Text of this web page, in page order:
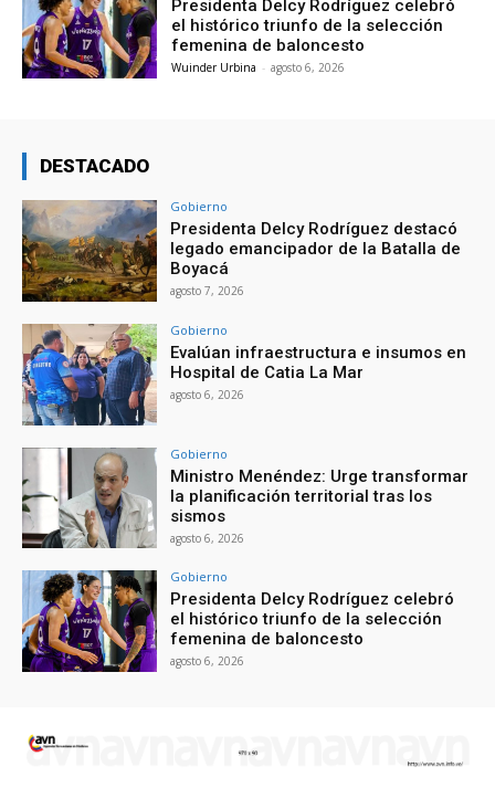
Presidenta Delcy Rodríguez celebró
el histórico triunfo de la selección
femenina de baloncesto
Wuinder Urbina - agosto 6, 2026
DESTACADO
Gobierno
Presidenta Delcy Rodríguez destacó
legado emancipador de la Batalla de
Boyacá
agosto 7, 2026
Gobierno
Evalúan infraestructura e insumos en
Hospital de Catia La Mar
agosto 6, 2026
Gobierno
Ministro Menéndez: Urge transformar
la planificación territorial tras los
sismos
agosto 6, 2026
Gobierno
Presidenta Delcy Rodríguez celebró
el histórico triunfo de la selección
femenina de baloncesto
agosto 6, 2026